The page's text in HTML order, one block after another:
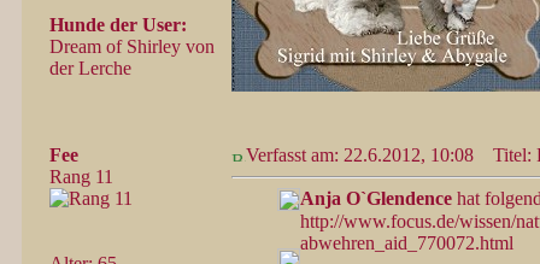
Hunde der User:
Dream of Shirley von
der Lerche
Fee
Rang 11
Verfasst am: 22.6.2012, 10:08 Titel:
Anja O`Glendencehat
http://www.focus.de/wissen/
abwehren_aid_770072.html